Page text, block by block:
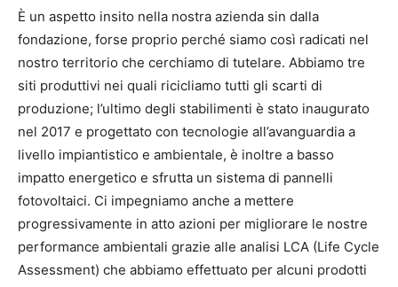
È un aspetto insito nella nostra azienda sin dalla
fondazione, forse proprio perché siamo così radicati nel
nostro territorio che cerchiamo di tutelare. Abbiamo tre
siti produttivi nei quali ricicliamo tutti gli scarti di
produzione; l’ultimo degli stabilimenti è stato inaugurato
nel 2017 e progettato con tecnologie all’avanguardia a
livello impiantistico e ambientale, è inoltre a basso
impatto energetico e sfrutta un sistema di pannelli
fotovoltaici. Ci impegniamo anche a mettere
progressivamente in atto azioni per migliorare le nostre
performance ambientali grazie alle analisi LCA (Life Cycle
Assessment) che abbiamo effettuato per alcuni prodotti